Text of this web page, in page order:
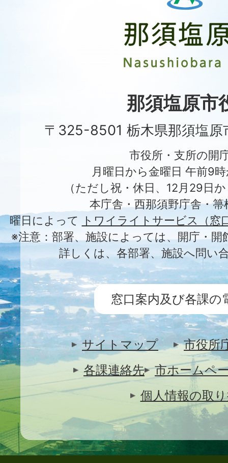
原
市
City
那須塩原市
〒325-8501 栃木県那須塩原
市役所・支所の開
月曜日から金曜日 午前9
（ただし祝・休日、12月29日
本庁舎・西那須野庁舎・
曜日によって
トワイライトサービス（窓
※注意：部署、施設によっては、開庁・
詳しくは、各部署、施設へ問い
窓口案内及び各課の
サイトマップ
市役所
各課連絡先
市ホームペ
個人情報の取